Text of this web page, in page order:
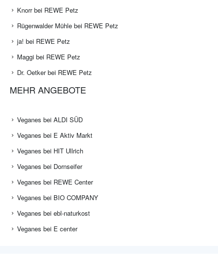
Knorr bei REWE Petz
Rügenwalder Mühle bei REWE Petz
ja! bei REWE Petz
Maggi bei REWE Petz
Dr. Oetker bei REWE Petz
MEHR ANGEBOTE
Veganes bei ALDI SÜD
Veganes bei E Aktiv Markt
Veganes bei HIT Ullrich
Veganes bei Dornseifer
Veganes bei REWE Center
Veganes bei BIO COMPANY
Veganes bei ebl-naturkost
Veganes bei E center